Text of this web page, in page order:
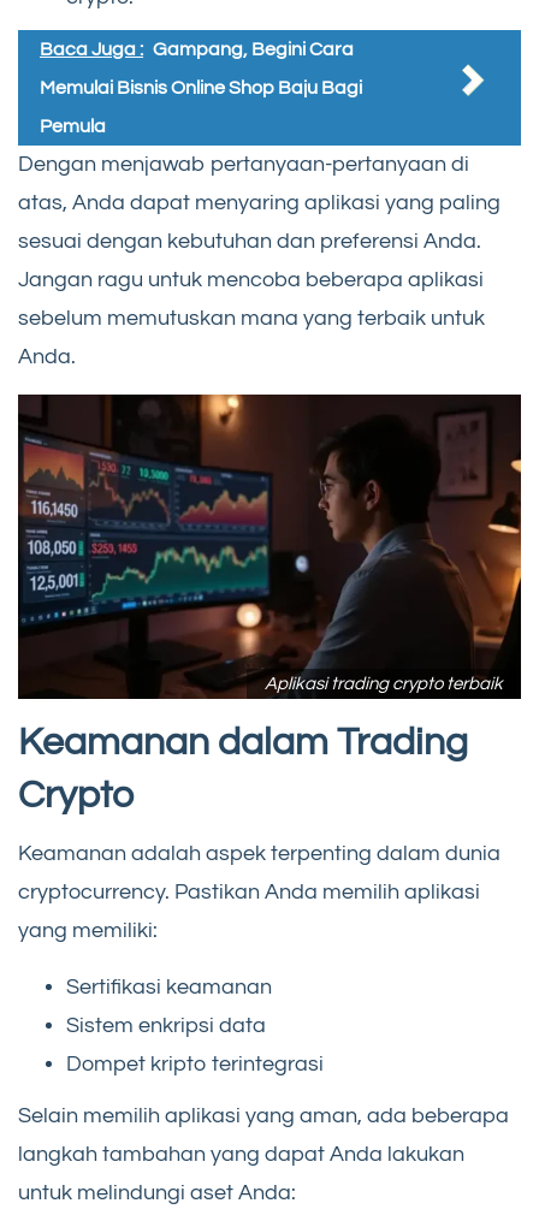
Baca Juga : Gampang, Begini Cara
Memulai Bisnis Online Shop Baju Bagi
Pemula
Dengan menjawab pertanyaan-pertanyaan di
atas, Anda dapat menyaring aplikasi yang paling
sesuai dengan kebutuhan dan preferensi Anda.
Jangan ragu untuk mencoba beberapa aplikasi
sebelum memutuskan mana yang terbaik untuk
Anda.
Aplikasi trading crypto terbaik
Keamanan dalam Trading
Crypto
Keamanan adalah aspek terpenting dalam dunia
cryptocurrency. Pastikan Anda memilih aplikasi
yang memiliki:
Sertifikasi keamanan
Sistem enkripsi data
Dompet kripto terintegrasi
Selain memilih aplikasi yang aman, ada beberapa
langkah tambahan yang dapat Anda lakukan
untuk melindungi aset Anda: